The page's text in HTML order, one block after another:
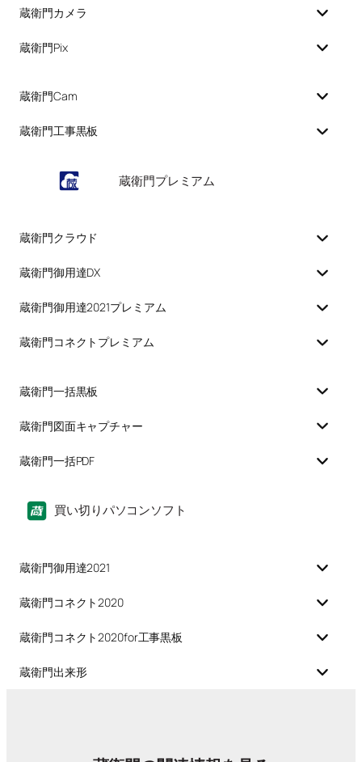
蔵衛門カメラ
蔵衛門Pix
蔵衛門Cam
蔵衛門工事黒板
蔵衛門プレミアム
蔵衛門クラウド
蔵衛門御用達DX
蔵衛門御用達2021プレミアム
蔵衛門コネクトプレミアム
蔵衛門一括黒板
蔵衛門図面キャプチャー
蔵衛門一括PDF
買い切りパソコンソフト
蔵衛門御用達2021
蔵衛門コネクト2020
蔵衛門コネクト2020for工事黒板
蔵衛門出来形